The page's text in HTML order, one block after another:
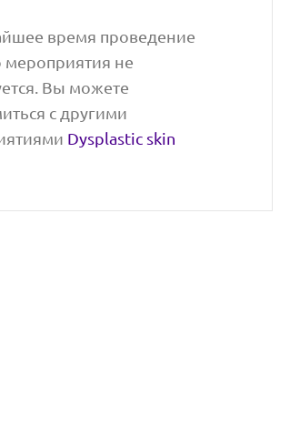
время проведение
мероприятия не
Вы можете
с другими
Dysplastic skin